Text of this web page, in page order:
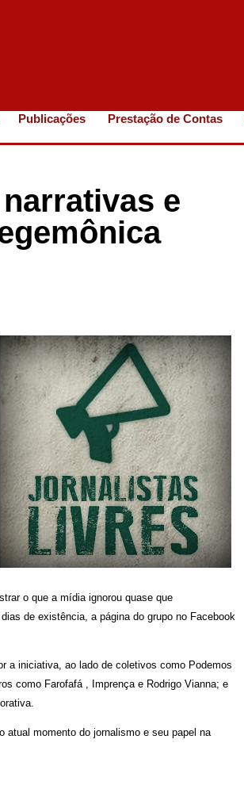
Publicações Prestação de Contas
e
o que a mídia ignorou quase que
de existência, a página do grupo no Facebook
a iniciativa, ao lado de coletivos como Podemos
como Farofafá , Imprença e Rodrigo Vianna; e
atual momento do jornalismo e seu papel na